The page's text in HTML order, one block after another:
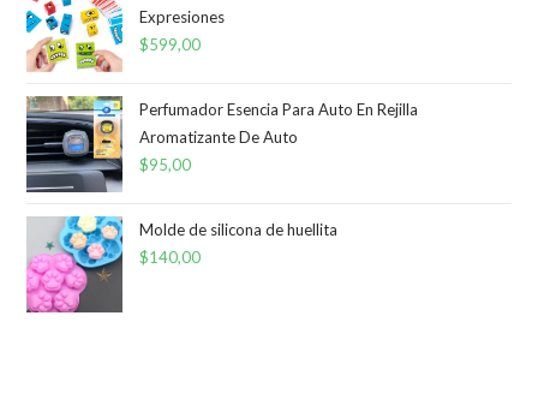
Expresiones
$599,00
Perfumador Esencia Para Auto En Rejilla
Aromatizante De Auto
$95,00
Molde de silicona de huellita
$140,00